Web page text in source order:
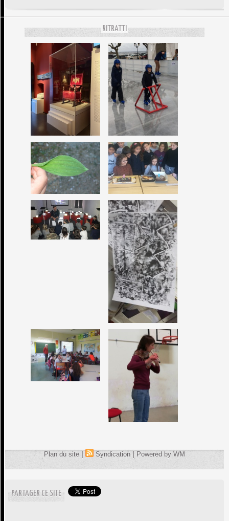
RITRATTI
Plan du site | Syndication | Powered by WM
PARTAGER CE SITE